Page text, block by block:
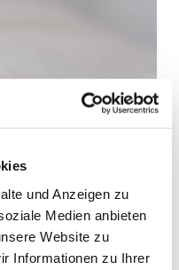
und Anzeigen zu
Medien anbieten
Website zu
Informationen zu Ihrer